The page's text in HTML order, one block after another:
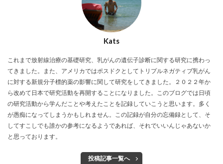
Kats
これまで放射線治療の基礎研究、乳がんの遺伝子診断に関する研究に携わっ
てきました。また、アメリカではポスドクとしてトリプルネガティブ乳がん
に対する新規分子標的薬の影響に関して研究をしてきました。２０２２年か
ら改めて日本で研究活動を再開することになりました。このブログでは日頃
の研究活動から学んだことや考えたことを記録していこうと思います。多く
が愚痴になってしまうかもしれません。この記録が自分の忘備録として、そ
してすこしでも誰かの参考になるようであれば、それでいいんじゃあないか
と思っております。
投稿記事一覧へ